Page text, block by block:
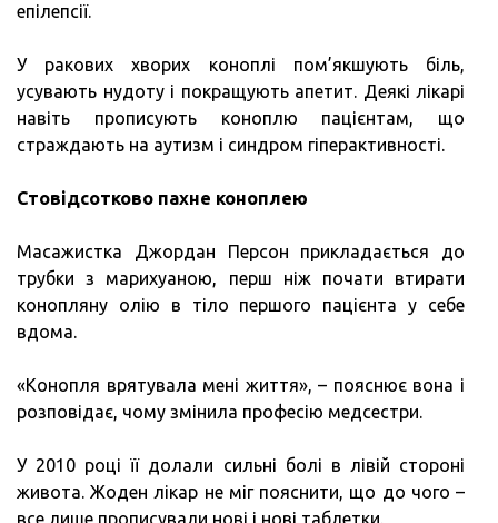
епілепсії.
У ракових хворих коноплі пом’якшують біль,
усувають нудоту і покращують апетит. Деякі лікарі
навіть прописують коноплю пацієнтам, що
страждають на аутизм і синдром гіперактивності.
Стовідсотково пахне коноплею
Масажистка Джордан Персон прикладається до
трубки з марихуаною, перш ніж почати втирати
конопляну олію в тіло першого пацієнта у себе
вдома.
«Конопля врятувала мені життя», – пояснює вона і
розповідає, чому змінила професію медсестри.
У 2010 році її долали сильні болі в лівій стороні
живота. Жоден лікар не міг пояснити, що до чого –
все лише прописували нові і нові таблетки.